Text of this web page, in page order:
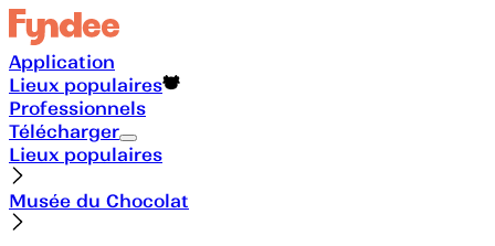
Application
Lieux populaires
Professionnels
Télécharger
Lieux populaires
Musée du Chocolat